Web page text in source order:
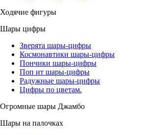
Ходячие фигуры
Шары цифры
Зверята шары-цифры
Космонавтики шары-цифры
Пончики шары-цифры
Поп ит шары-цифры
Радужные шары-цифры
Цифры по цветам.
Огромные шары Джамбо
Шары на палочках